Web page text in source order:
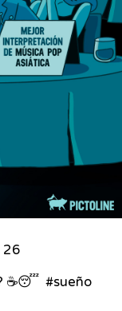
26
☕😴⁣ ⁣ #sueño